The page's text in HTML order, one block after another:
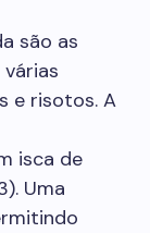
são as
e risotos. A
isca de
Uma